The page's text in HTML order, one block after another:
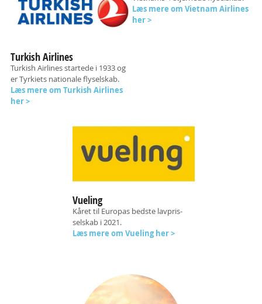
Turkish Airlines
Turkish Airlines startede i 1933 og
er Tyrkiets nationale flyselskab.
Læs mere om Turkish Airlines
her >
Læs mere om Vietnam Airlines
her >
Vueling
Kåret til Europas bedste lavpris-
selskab i 2021.
Læs mere om Vueling her >